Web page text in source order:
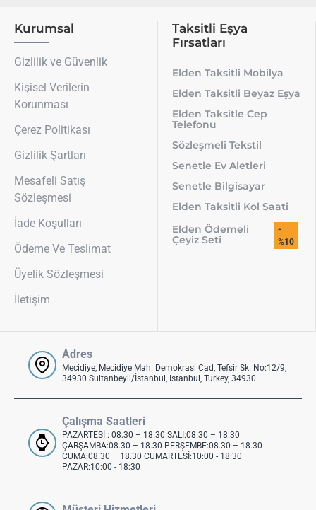
Kurumsal
Gizlilik ve Güvenlik
Kişisel Verilerin
Korunması
Çerez Politikası
Gizlilik Şartları
Mesafeli Satış
Sözleşmesi
İade Koşulları
Ödeme Ve Teslimat
Üyelik Sözleşmesi
İletişim
Taksitli Eşya
Fırsatları
Elden Taksitli Mobilya
Elden Taksitli Beyaz Eşya
Elden Taksitle Cep
Telefonu
Sözleşmeli Tekstil
Senetle Ev Aletleri
Senetle Bilgisayar
Elden Taksitli Kol Saati
Elden Ödemeli
Çeyiz Seti
-
%10
Adres
Mecidiye, Mecidiye Mah. Demokrasi Cad, Tefsir Sk. No:12/9,
34930 Sultanbeyli/İstanbul, Istanbul, Turkey, 34930
Çalışma Saatleri
PAZARTESİ : 08.30 – 18.30 SALI:08.30 – 18.30
ÇARŞAMBA:08.30 – 18.30 PERŞEMBE:08.30 – 18.30
CUMA:08.30 – 18.30 CUMARTESİ:10:00 - 18:30
PAZAR:10:00 - 18:30